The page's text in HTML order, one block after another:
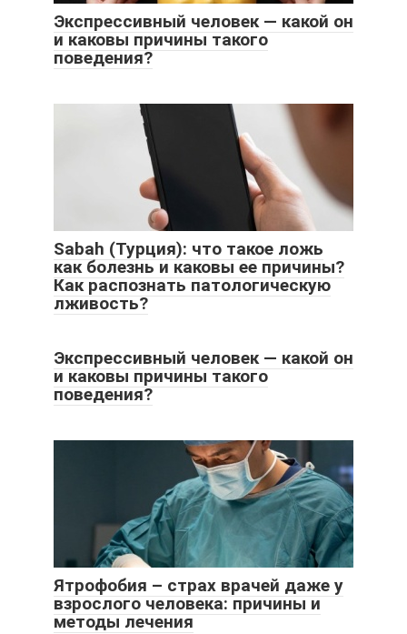
Экспрессивный человек — какой он
и каковы причины такого
поведения?
Sabah (Турция): что такое ложь
как болезнь и каковы ее причины?
Как распознать патологическую
лживость?
Экспрессивный человек — какой он
и каковы причины такого
поведения?
Ятрофобия – страх врачей даже у
взрослого человека: причины и
методы лечения